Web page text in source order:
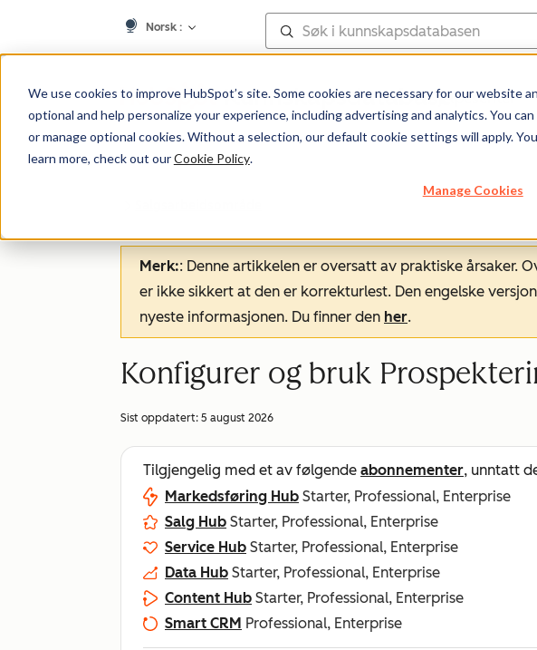
We use cookies to improve HubSpot’s site. Some cookies are necessary for our website
optional and help personalize your experience, including advertising and analytics. You
or manage optional cookies. Without a selection, our default cookie settings will apply.
learn more, check out ourCookie Policy.
Manage Cookies
Norsk :
KunnskapsdatabaseHjelpesenter
Merk:: Denne artikkelen er oversatt av praktiske årsaker.
er ikke sikkert at den er korrekturlest. Den engelske
nyeste informasjonen. Du finner den her.
Konfigurer og bruk
Sist oppdatert: 5 august 2026
Tilgjengelig med et av følgende abonnementer, unntatt
Markedsføring Hub Starter, Professional, Enterprise
Salg Hub Starter, Professional, Enterprise
Service Hub Starter, Professional, Enterprise
Data Hub Starter, Professional, Enterprise
Content Hub Starter, Professional, Enterprise
Smart CRM Professional, Enterprise